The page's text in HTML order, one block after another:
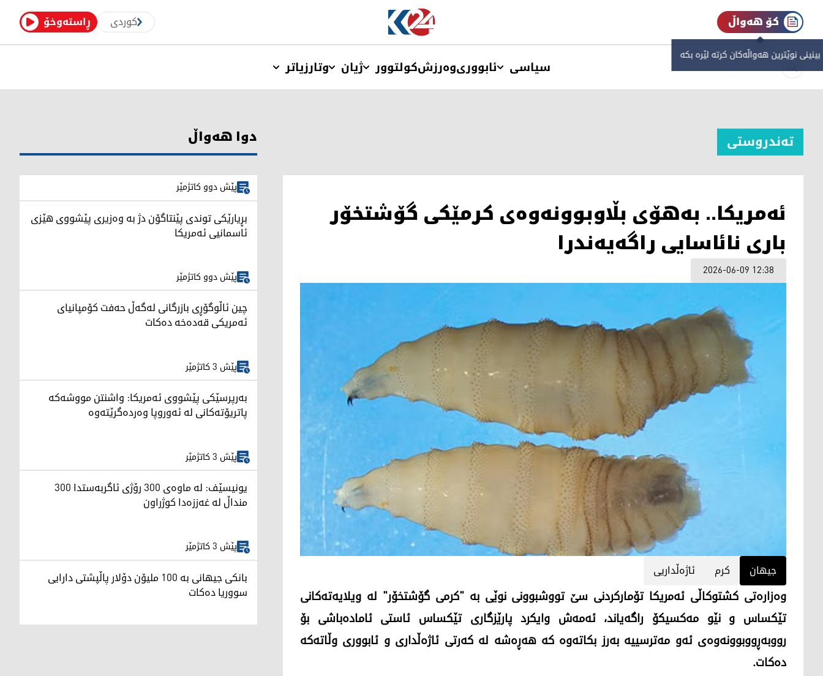
ڕاستەوخۆ کوردی کۆ هەواڵ
نوێترین هەواڵەکان کرتە لێرە بکە
سیاسی ئابووریوەرزشکولتوور ژیان وتارزیاتر
تەندروستی
ئەمریکا.. بەهۆی بڵاوبوونەوەی کرمێکی گۆشتخۆر
باری نائاسایی راگەیەندرا
2026-06-09 12:38
جیهان کرم ئاژەڵداریی
وەزارەتی کشتوکاڵی ئەمریکا تۆمارکردنی سێ تووشبوونی نوێی بە "کرمی گۆشتخۆر" لە ویلایەتەکانی
تێکساس و نێو مەکسیکۆ راگەیاند، ئەمەش وایکرد پارێزگاری تێکساس ئاستی ئامادەباشی بۆ
رووبەڕووبوونەوەی ئەو مەترسییە بەرز بکاتەوە کە هەڕەشە لە کەرتی ئاژەڵداری و ئابووری وڵاتەکە
دەکات.
دوا هەواڵ
پێش دوو کاتژمێر
بڕیارێکی توندی پێنتاگۆن دژ بە وەزیری پێشووی هێزی
ئاسمانیی ئەمریکا
پێش دوو کاتژمێر
چین ئاڵوگۆڕی بازرگانی لەگەڵ حەفت کۆمپانیای
ئەمریکی قەدەخە دەکات
پێش 3 کاتژمێر
بەرپرسێکی پێشووی ئەمریکا: واشنتن مووشەکە
پاتریۆتەکانی لە ئەوروپا وەردەگرێتەوە
پێش 3 کاتژمێر
یونیسێف: لە ماوەی 300 رۆژی ئاگربەستدا 300
منداڵ لە غەززەدا کوژراون
پێش 3 کاتژمێر
بانکی جیهانی بە 100 ملیۆن دۆلار پاڵپشتی دارایی
سووریا دەکات